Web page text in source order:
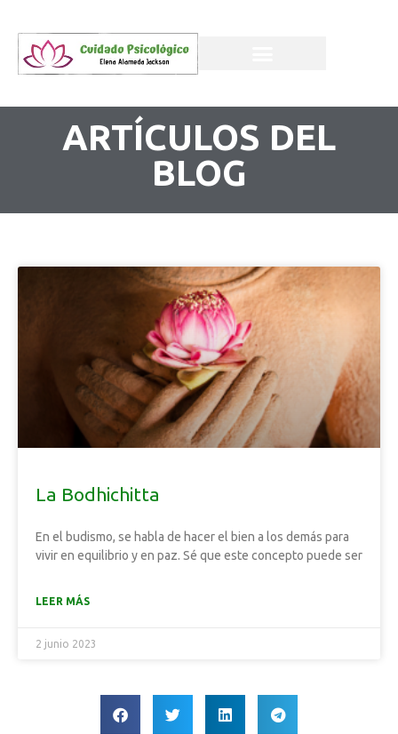
ARTÍCULOS DEL
BLOG
La Bodhichitta
En el budismo, se habla de hacer el bien a los demás para
vivir en equilibrio y en paz. Sé que este concepto puede ser
LEER MÁS
2 junio 2023